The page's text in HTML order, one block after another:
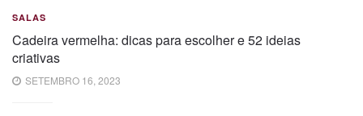
SALAS
Cadeira vermelha: dicas para escolher e 52 ideias
criativas
SETEMBRO 16, 2023